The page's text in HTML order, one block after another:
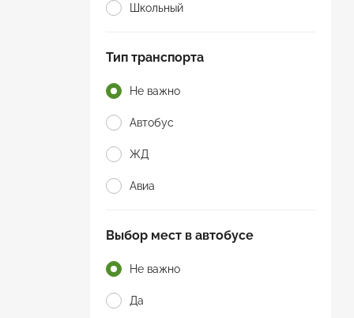
Школьный
Тип транспорта
Не важно
Автобус
ЖД
Авиа
Выбор мест в автобусе
Не важно
Да